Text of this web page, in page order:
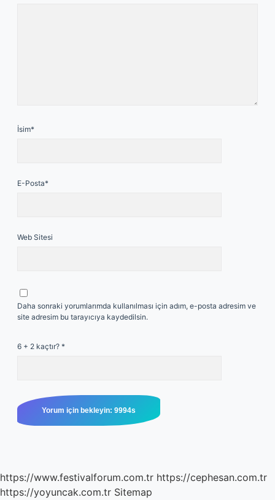
İsim*
E-Posta*
Web Sitesi
Daha sonraki yorumlarımda kullanılması için adım, e-posta adresim ve
site adresim bu tarayıcıya kaydedilsin.
6 + 2 kaçtır? *
https://www.festivalforum.com.tr https://cephesan.com.tr
https://yoyuncak.com.tr Sitemap